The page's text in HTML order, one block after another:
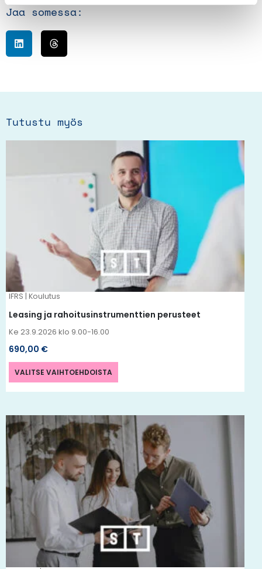
Jaa somessa:
Tutustu myös
IFRS | Koulutus
Leasing ja rahoitusinstrumenttien perusteet
Ke 23.9.2026 klo 9.00-16.00
690,00 €
VALITSE VAIHTOEHDOISTA
Tällä
tuotteella
on
useampi
muunnelma.
Voit
tehdä
valinnat
tuotteen
Tällä
tuotteella
on
useampi
muunnelma.
Voit
tehdä
valinnat
tuotteen